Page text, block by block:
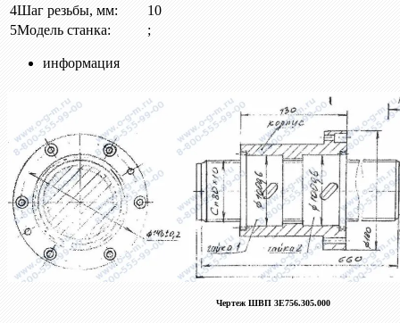
4Шаг резьбы, мм:
10
5Модель станка: ;
информация
Чертеж ШВП 3Е756.305.000